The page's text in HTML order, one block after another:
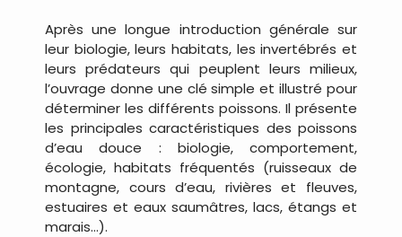
Après une longue introduction générale sur
leur biologie, leurs habitats, les invertébrés et
leurs prédateurs qui peuplent leurs milieux,
l’ouvrage donne une clé simple et illustré pour
déterminer les différents poissons. Il présente
les principales caractéristiques des poissons
d’eau douce : biologie, comportement,
écologie, habitats fréquentés (ruisseaux de
montagne, cours d’eau, rivières et fleuves,
estuaires et eaux saumâtres, lacs, étangs et
marais…).